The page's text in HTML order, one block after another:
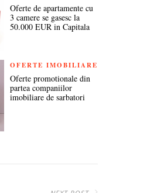
Oferte de apartamente cu
3 camere se gasesc la
50.000 EUR in Capitala
OFERTE IMOBILIARE
Oferte promotionale din
partea companiilor
imobiliare de sarbatori